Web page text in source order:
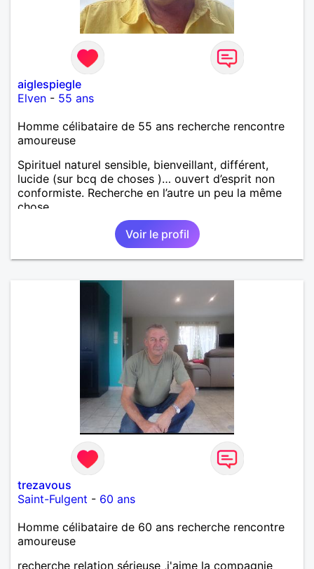
aiglespiegle
Elven - 55 ans
Homme célibataire de 55 ans recherche rencontre
amoureuse
Spirituel naturel sensible, bienveillant, différent,
lucide (sur bcq de choses )… ouvert d’esprit non
conformiste. Recherche en l’autre un peu la même
chose…
Voir le profil
trezavous
Saint-Fulgent - 60 ans
Homme célibataire de 60 ans recherche rencontre
amoureuse
recherche relation sérieuse ,j'aime la compagnie